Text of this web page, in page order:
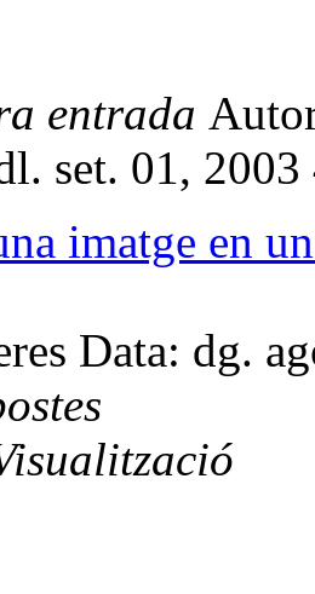
entrada
set. 01,
imatge en
Data: dg.